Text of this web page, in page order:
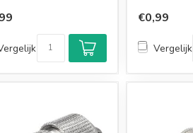
€0,99
Vergelijk